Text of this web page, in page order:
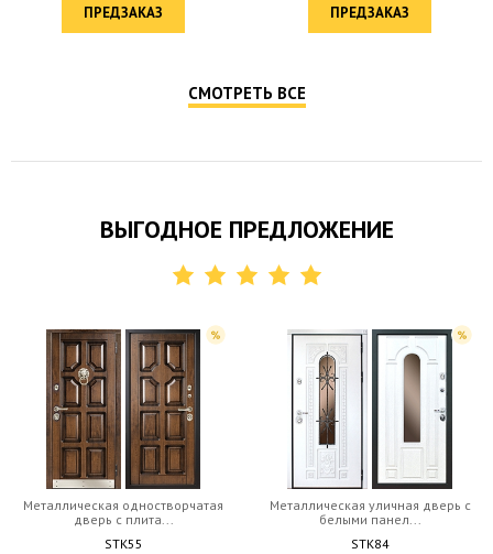
ПРЕДЗАКАЗ ПРЕДЗАКАЗ
СМОТРЕТЬ ВСЕ
ВЫГОДНОЕ ПРЕДЛОЖЕНИЕ
Металлическая одностворчатая
дверь c плита...
STK55
Металлическая уличная дверь c
белыми панел...
STK84